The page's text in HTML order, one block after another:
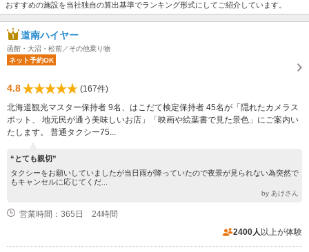
おすすめの施設を当社独自の算出基準でランキング形式にしてご紹介しています。
道南ハイヤー
函館・大沼・松前／その他乗り物
ネット予約OK
4.8
(167件)
北海道観光マスター保持者 9名、はこだて検定保持者 45名が「隠れたカメラス
ポット、 地元民が通う美味しいお店」「映画や絵葉書で見た景色」にご案内い
たします。 普通タクシー75...
“とても親切”
タクシーをお願いしていましたが当日雨が降っていたので夜景が見られない為突然で
もキャンセルに応じてくだ...
by あけさん
営業時間：365日 24時間
2400人 以上が体験